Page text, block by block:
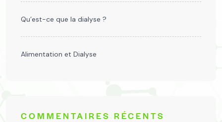
Qu’est-ce que la dialyse ?
Alimentation et Dialyse
COMMENTAIRES RÉCENTS